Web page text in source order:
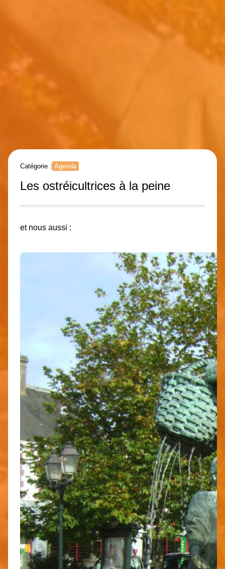
Catégorie : Agenda
Les ostréicultrices à la peine
et nous aussi :